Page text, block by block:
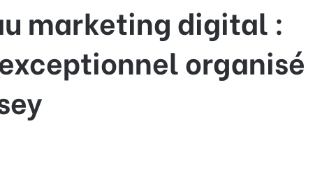
marketing digital :
organisé